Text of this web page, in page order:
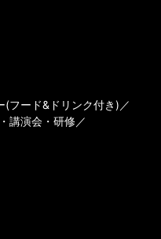
(フード&ドリンク付き)
講演会・研修